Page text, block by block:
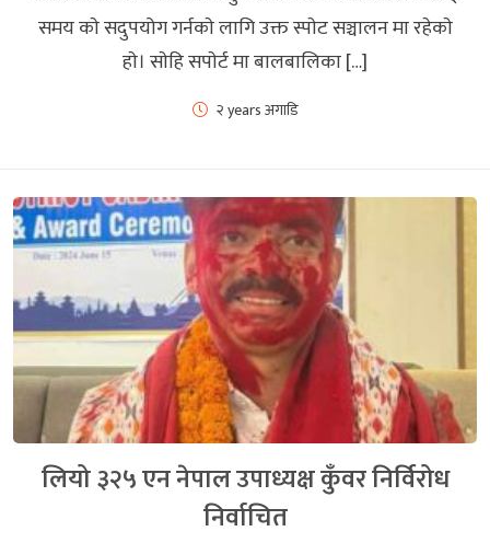
समय काे सदुपयोग गर्नकाे लागि उक्त स्पाेट सञ्चालन मा रहेकाे
हाे। साेहि सपाेर्ट मा बालबालिका […]
२ years अगाडि
लियो ३२५ एन नेपाल उपाध्यक्ष कुँवर निर्विरोध
निर्वाचित